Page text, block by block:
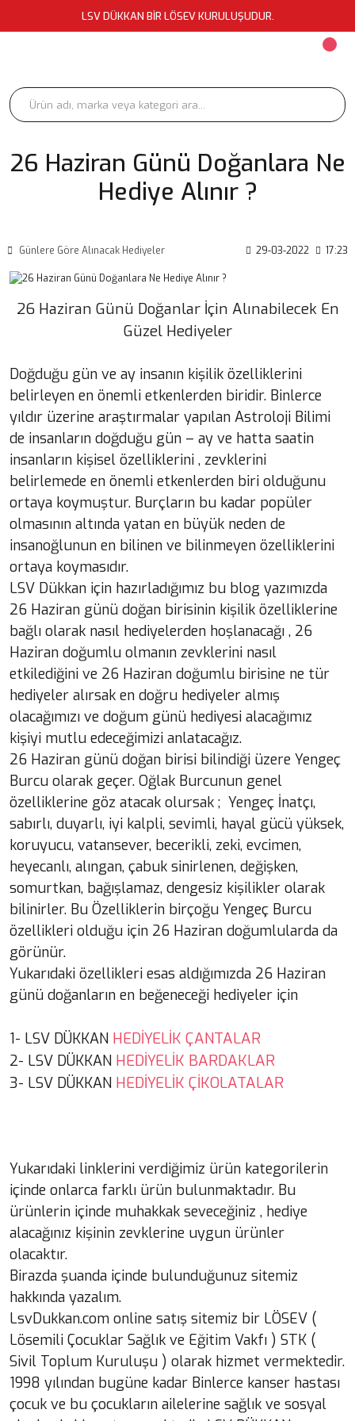
LSV DÜKKAN BİR LÖSEV KURULUŞUDUR.
26 Haziran Günü Doğanlara Ne
Hediye Alınır ?
Günlere Göre Alınacak Hediyeler 29-03-2022 17:23
26 Haziran Günü Doğanlar İçin Alınabilecek En
Güzel Hediyeler
Doğduğu gün ve ay insanın kişilik özelliklerini
belirleyen en önemli etkenlerden biridir. Binlerce
yıldır üzerine araştırmalar yapılan Astroloji Bilimi
de insanların doğduğu gün – ay ve hatta saatin
insanların kişisel özelliklerini , zevklerini
belirlemede en önemli etkenlerden biri olduğunu
ortaya koymuştur. Burçların bu kadar popüler
olmasının altında yatan en büyük neden de
insanoğlunun en bilinen ve bilinmeyen özelliklerini
ortaya koymasıdır.
LSV Dükkan için hazırladığımız bu blog yazımızda
26 Haziran günü doğan birisinin kişilik özelliklerine
bağlı olarak nasıl hediyelerden hoşlanacağı , 26
Haziran doğumlu olmanın zevklerini nasıl
etkilediğini ve 26 Haziran doğumlu birisine ne tür
hediyeler alırsak en doğru hediyeler almış
olacağımızı ve doğum günü hediyesi alacağımız
kişiyi mutlu edeceğimizi anlatacağız.
26 Haziran günü doğan birisi bilindiği üzere Yengeç
Burcu olarak geçer. Oğlak Burcunun genel
özelliklerine göz atacak olursak ; Yengeç İnatçı,
sabırlı, duyarlı, iyi kalpli, sevimli, hayal gücü yüksek,
koruyucu, vatansever, becerikli, zeki, evcimen,
heyecanlı, alıngan, çabuk sinirlenen, değişken,
somurtkan, bağışlamaz, dengesiz kişilikler olarak
bilinirler. Bu Özelliklerin birçoğu Yengeç Burcu
özellikleri olduğu için 26 Haziran doğumlularda da
görünür.
Yukarıdaki özellikleri esas aldığımızda 26 Haziran
günü doğanların en beğeneceği hediyeler için
1- LSV DÜKKAN HEDİYELİK ÇANTALAR
2- LSV DÜKKAN HEDİYELİK BARDAKLAR
3- LSV DÜKKAN HEDİYELİK ÇİKOLATALAR
Yukarıdaki linklerini verdiğimiz ürün kategorilerin
içinde onlarca farklı ürün bulunmaktadır. Bu
ürünlerin içinde muhakkak seveceğiniz , hediye
alacağınız kişinin zevklerine uygun ürünler
olacaktır.
Birazda şuanda içinde bulunduğunuz sitemiz
hakkında yazalım.
LsvDukkan.com online satış sitemiz bir LÖSEV (
Lösemili Çocuklar Sağlık ve Eğitim Vakfı ) STK (
Sivil Toplum Kuruluşu ) olarak hizmet vermektedir.
1998 yılından bugüne kadar Binlerce kanser hastası
çocuk ve bu çocukların ailelerine sağlık ve sosyal